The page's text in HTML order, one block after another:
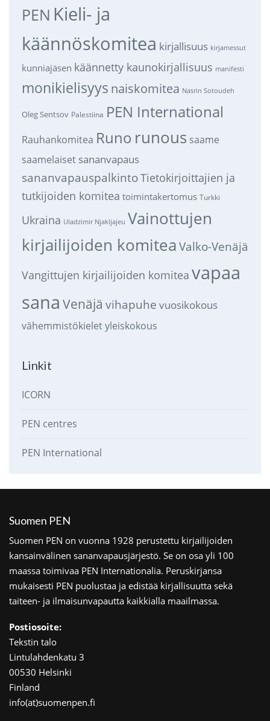
PEN Kieli- ja
käännöskomitea kirjallisuus kirjamessut
kunniajäsen käännetty kaunokirjallisuus manifesti
monikielisyys naiskomitea Nasrin Sotoudeh
Oleg Sentsov Palestiina PEN International
Rauhankomitea Runo runous saame
saamelaiset sananvapaus
sananvapauspalkintoTietokirjoittajien ja
tutkijoiden komitea toimintakertomus Turkki
Ukraina Uladzimir Njakljajeu Vainottujen
kirjailijoiden komitea Valko-Venäjä
Vangittujen kirjailijoiden komitea vapaa
sana Venäjä vihapuhe vuosikokous
vähemmistökieletyleiskokous
Linkit
ICORN
PEN centres
PEN International
Suomen PEN
Suomen PEN on vuonna 1928 perustettu kirjailijoiden
kansainvälinen sananvapausjärjestö. Se on osa yli 100
maassa toimivaa PEN Internationalia. Peruskirjansa
mukaisesti PEN puolustaa ja edistää kirjallisuutta sekä
taiteen- ja ilmaisunvapautta kaikkialla maailmassa.
Postiosoite:
Tekstin talo
Lintulahdenkatu 3
00530 Helsinki
Finland
info(at)suomenpen.fi